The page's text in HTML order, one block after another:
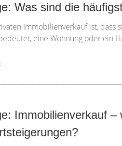
Was sind die
Immobilienverkauf ist,
eine Wohnung oder ein
Immobilienverkauf